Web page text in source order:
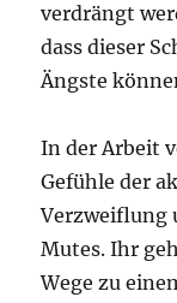
verdrängt
dass dieser
Ängste
In der Arbeit
Gefühle der
Verzweiflung
Mutes. Ihr
Wege zu